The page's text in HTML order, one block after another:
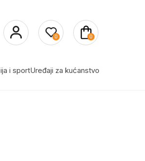
0 0
i sportUređaji za kućanstvo